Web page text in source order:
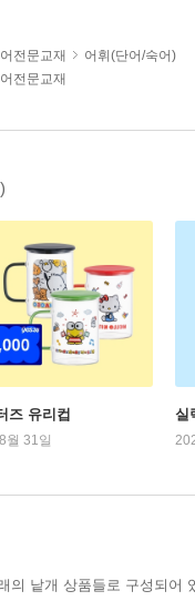
전문교재
어휘(단어/숙어)
전문교재
즈 유리컵
월 31일
실
의 낱개 상품들로 구성되어